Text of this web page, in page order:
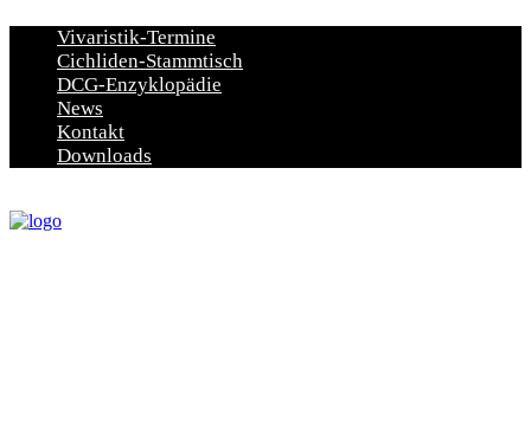
Vivaristik-Termine
Cichliden-Stammtisch
DCG-Enzyklopädie
News
Kontakt
Downloads